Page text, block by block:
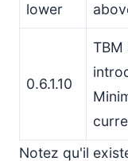
lower
0.6.1.10
TBM
Notez qu'il